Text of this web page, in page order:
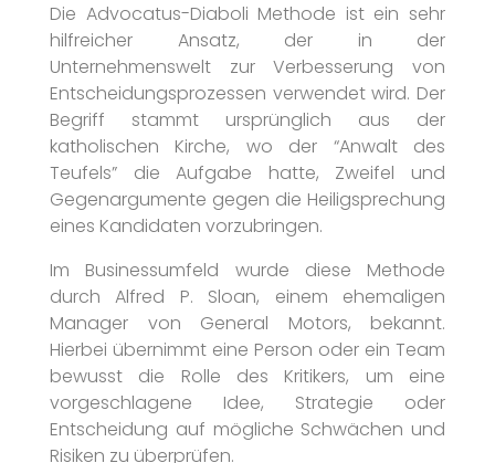
Die Advocatus-Diaboli Methode ist ein sehr
hilfreicher Ansatz, der in der
Unternehmenswelt zur Verbesserung von
Entscheidungsprozessen verwendet wird. Der
Begriff stammt ursprünglich aus der
katholischen Kirche, wo der “Anwalt des
Teufels” die Aufgabe hatte, Zweifel und
Gegenargumente gegen die Heiligsprechung
eines Kandidaten vorzubringen.
Im Businessumfeld wurde diese Methode
durch Alfred P. Sloan, einem ehemaligen
Manager von General Motors, bekannt.
Hierbei übernimmt eine Person oder ein Team
bewusst die Rolle des Kritikers, um eine
vorgeschlagene Idee, Strategie oder
Entscheidung auf mögliche Schwächen und
Risiken zu überprüfen.